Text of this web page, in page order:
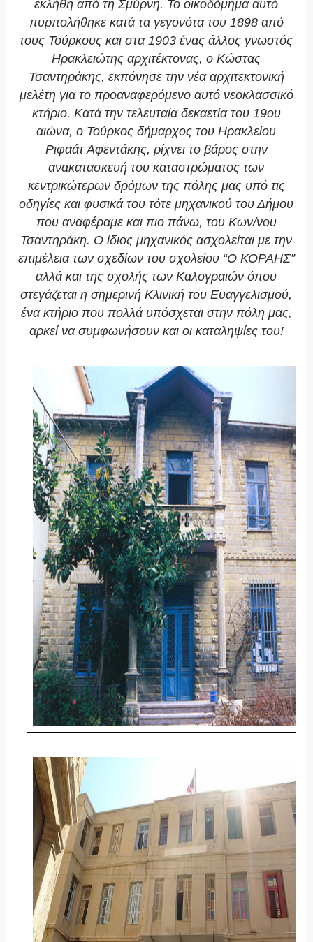
εκλήθη από τη Σμύρνη. Το οικοδόμημα αυτό
πυρπολήθηκε κατά τα γεγονότα του 1898 από
τους Τούρκους και στα 1903 ένας άλλος γνωστός
Ηρακλειώτης αρχιτέκτονας, ο Κώστας
Τσαντηράκης, εκπόνησε την νέα αρχιτεκτονική
μελέτη για το προαναφερόμενο αυτό νεοκλασσικό
κτήριο. Κατά την τελευταία δεκαετία του 19ου
αιώνα, ο Τούρκος δήμαρχος του Ηρακλείου
Ριφαάτ Αφεντάκης, ρίχνει το βάρος στην
ανακατασκευή του καταστρώματος των
κεντρικώτερων δρόμων της πόλης μας υπό τις
οδηγίες και φυσικά του τότε μηχανικού του Δήμου
που αναφέραμε και πιο πάνω, του Κων/νου
Τσαντηράκη. Ο ίδιος μηχανικός ασχολείται με την
επιμέλεια των σχεδίων του σχολείου “Ο ΚΟΡΑΗΣ”
αλλά και της σχολής των Καλογραιών όπου
στεγάζεται η σημερινή Κλινική του Ευαγγελισμού,
ένα κτήριο που πολλά υπόσχεται στην πόλη μας,
αρκεί να συμφωνήσουν και οι καταληψίες του!